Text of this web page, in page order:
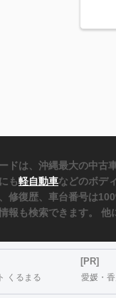
ドは、沖縄最大の中古
も軽自動車などのボデ
修復歴、車台番号は
報も検索できます。 他
くるまる
[PR]
愛媛・